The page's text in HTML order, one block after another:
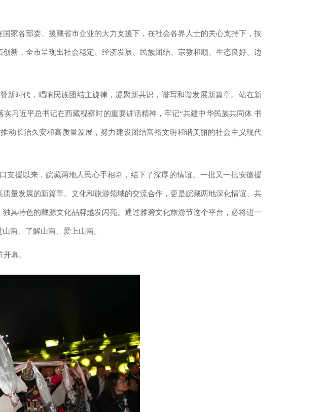
家各部委、援藏省市企业的大力支援下，在社会各界人士的关心支持下，按
新，全市呈现出社会稳定、经济发展、民族团结、宗教和顺、生态良好、边
新时代，唱响民族团结主旋律，凝聚新共识，谱写和谐发展新篇章。站在新
习近平总书记在西藏视察时的重要讲话精神，牢记“共建中华民族共同体 书
动长治久安和高质量发展，努力建设团结富裕文明和谐美丽的社会主义现代
支援以来，皖藏两地人民心手相牵，结下了深厚的情谊。一批又一批安徽援
量发展的新篇章。文化和旅游领域的交流合作，更是皖藏两地深化情谊、共
具特色的藏源文化品牌越发闪亮。通过雅砻文化旅游节这个平台，必将进一
南、了解山南、爱上山南。
幕。